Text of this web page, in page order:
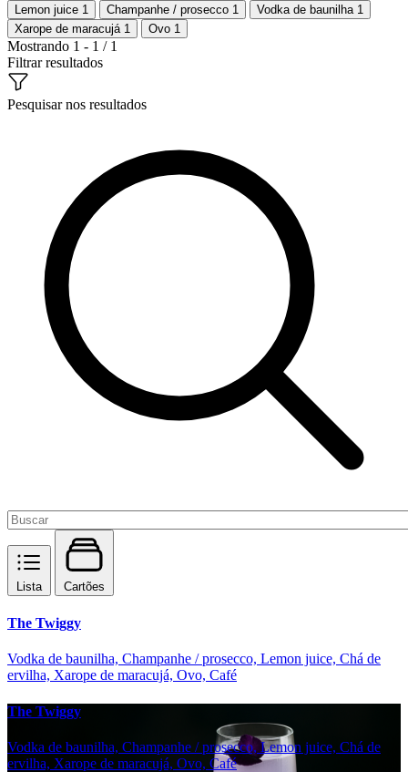
Lemon juice 1 Champanhe / prosecco 1 Vodka de baunilha 1
Xarope de maracujá 1 Ovo 1
Mostrando 1 - 1 / 1
Filtrar resultados
Pesquisar nos resultados
Lista Cartões
The Twiggy
Vodka de baunilha, Champanhe / prosecco, Lemon juice, Chá de
ervilha, Xarope de maracujá, Ovo, Café
The Twiggy
Vodka de baunilha, Champanhe / prosecco, Lemon juice, Chá de
ervilha, Xarope de maracujá, Ovo, Café